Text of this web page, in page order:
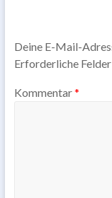
Deine E-Mail-
Erforderliche
Kommentar*